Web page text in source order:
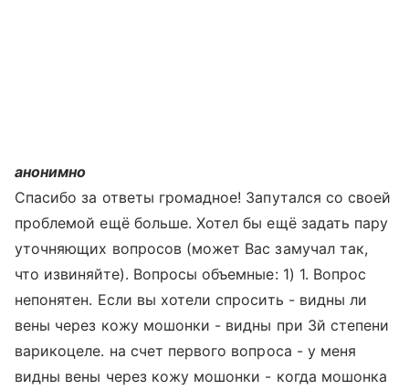
анонимно
Спасибо за ответы громадное! Запутался со своей
проблемой ещё больше. Хотел бы ещё задать пару
уточняющих вопросов (может Вас замучал так,
что извиняйте). Вопросы объемные: 1) 1. Вопрос
непонятен. Если вы хотели спросить - видны ли
вены через кожу мошонки - видны при 3й степени
варикоцеле. на счет первого вопроса - у меня
видны вены через кожу мошонки - когда мошонка